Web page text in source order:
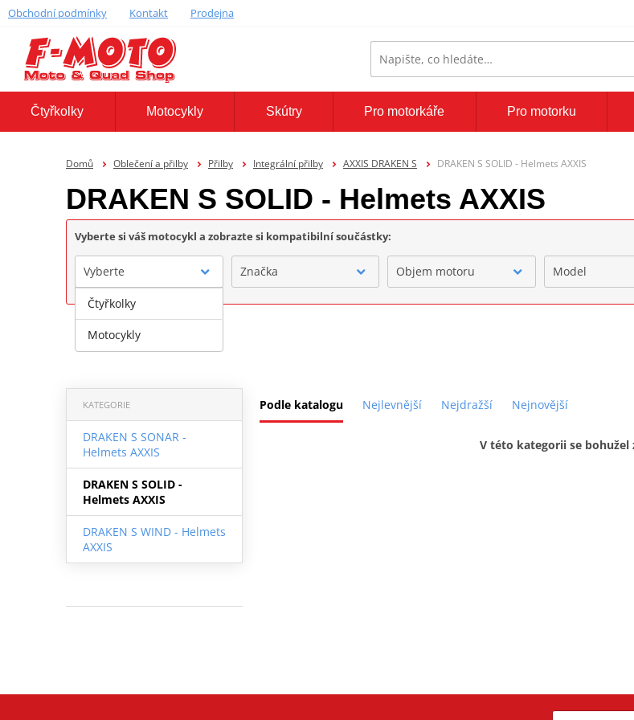
Obchodní podmínky Kontakt Prodejna
Čtyřkolky Motocykly Skútry Pro motorkáře Pro motorku
Domů Oblečení a přilby Přilby Integrální přilby AXXIS DRAKEN S DRAKEN S SOLID - Helmets AXXIS
DRAKEN S SOLID - Helmets AXXIS
Vyberte si váš motocykl a zobrazte si kompatibilní součástky:
Vyberte Značka Objem motoru Model
Podle katalogu Nejlevnější Nejdražší Nejnovější
KATEGORIE
DRAKEN S SONAR -
Helmets AXXIS
DRAKEN S SOLID -
Helmets AXXIS
DRAKEN S WIND - Helmets
AXXIS
V této kategorii se bohužel
Čtyřkolky
Motocykly